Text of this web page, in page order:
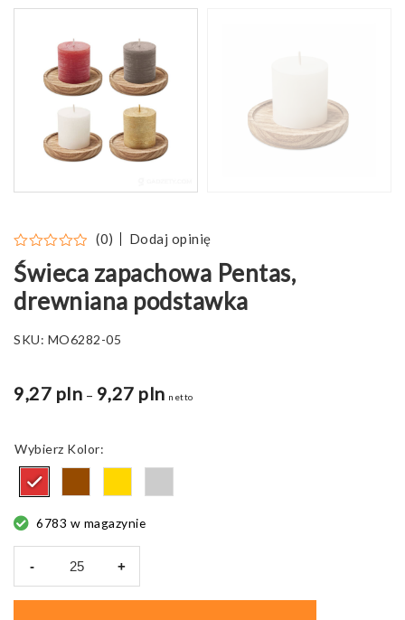
(0) Dodaj opinię
Świeca zapachowa Pentas,
drewniana podstawka
SKU: MO6282-05
9,27 pln – 9,27 plnZakres
do
netto
Kolor
6783 w magazynie
- +